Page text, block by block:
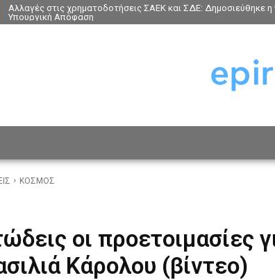
Αλλαγές στις χρηματοδοτήσεις ΣΑΕΚ και ΣΔΕ: Δημοσιεύθηκε η
Υπουργική Απόφαση
ΚΟΣΜΟΣ
οι προετοιμασίες
Κάρολου (βίντεο)